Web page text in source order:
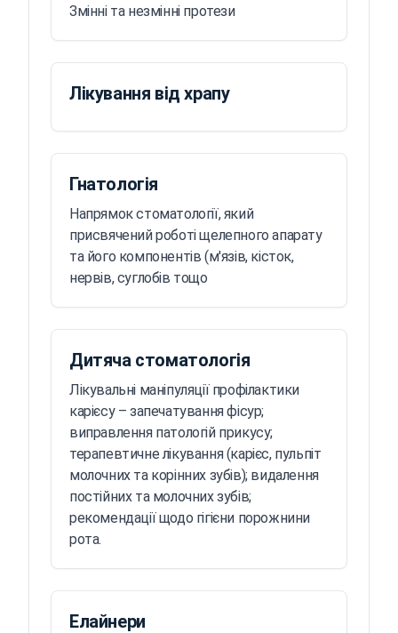
Змінні та незмінні протези
Лікування від храпу
Гнатологія
Напрямок стоматології, який
присвячений роботі щелепного апарату
та його компонентів (м'язів, кісток,
нервів, суглобів тощо
Дитяча стоматологія
Лікувальні маніпуляції профілактики
карієсу – запечатування фісур;
виправлення патологій прикусу;
терапевтичне лікування (карієс, пульпіт
молочних та корінних зубів); видалення
постійних та молочних зубів;
рекомендації щодо гігієни порожнини
рота.
Елайнери